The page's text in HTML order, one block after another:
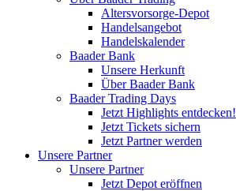
Altersvorsorge-Depot
Handelsangebot
Handelskalender
Baader Bank
Unsere Herkunft
Über Baader Bank
Baader Trading Days
Jetzt Highlights entdecken!
Jetzt Tickets sichern
Jetzt Partner werden
Unsere Partner
Unsere Partner
Jetzt Depot eröffnen